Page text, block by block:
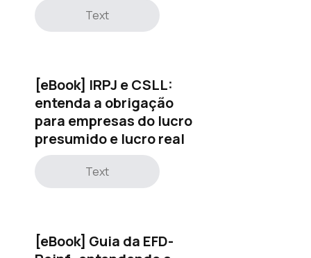
Text
[eBook] IRPJ e CSLL:
entenda a obrigação
para empresas do lucro
presumido e lucro real
Text
[eBook] Guia da EFD-